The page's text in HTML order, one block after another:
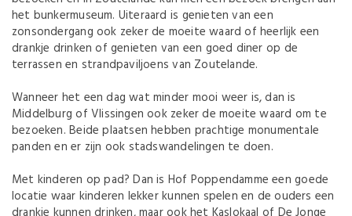
het bunkermuseum. Uiteraard is genieten van een
zonsondergang ook zeker de moeite waard of heerlijk een
drankje drinken of genieten van een goed diner op de
terrassen en strandpaviljoens van Zoutelande.
Wanneer het een dag wat minder mooi weer is, dan is
Middelburg of Vlissingen ook zeker de moeite waard om te
bezoeken. Beide plaatsen hebben prachtige monumentale
panden en er zijn ook stadswandelingen te doen.
Met kinderen op pad? Dan is Hof Poppendamme een goede
locatie waar kinderen lekker kunnen spelen en de ouders een